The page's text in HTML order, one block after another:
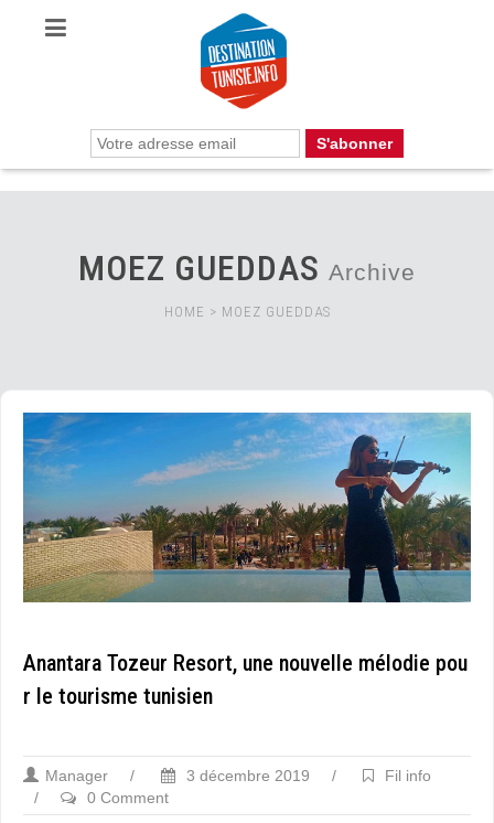
MOEZ GUEDDAS Archive
HOME > MOEZ GUEDDAS
Anantara Tozeur Resort, une nouvelle mélodie pou
r le tourisme tunisien
Manager / 3 décembre 2019 /
Fil info
/
0 Comment